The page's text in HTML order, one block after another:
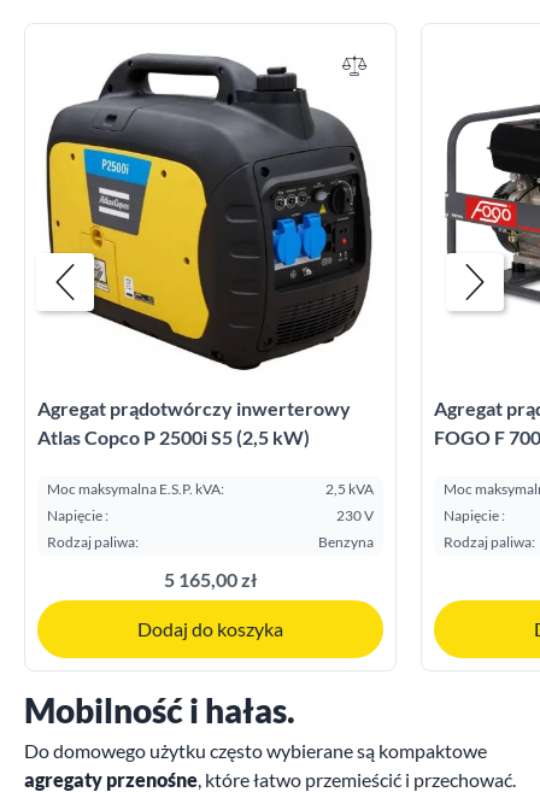
Agregat prądotwórczy inwerterowy
Atlas Copco P 2500i S5 (2,5 kW)
Moc maksymalna E.S.P. kVA:
2,5 kVA
Napięcie :
230 V
Rodzaj paliwa:
Benzyna
5 165,00 zł
Dodaj do koszyka
Agregat
FOGO F
Moc
Napięcie :
Rodzaj paliwa:
Mobilność i hałas.
Do domowego użytku często wybierane są kompaktowe
agregaty przenośne , które łatwo przemieścić i przechować.